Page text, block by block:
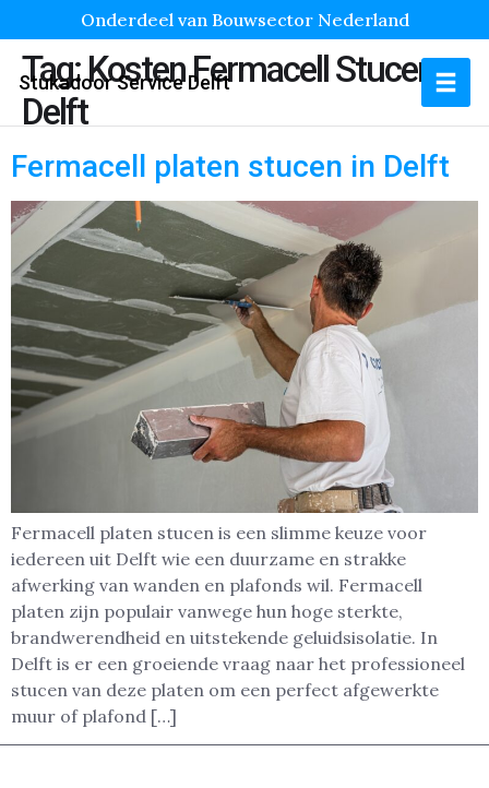
Onderdeel van Bouwsector Nederland
Stukadoor Service Delft
Tag:Kosten Fermacell Stucen
Delft
Fermacell platen stucen in Delft
Fermacell platen stucen is een slimme keuze voor
iedereen uit Delft wie een duurzame en strakke
afwerking van wanden en plafonds wil. Fermacell
platen zijn populair vanwege hun hoge sterkte,
brandwerendheid en uitstekende geluidsisolatie. In
Delft is er een groeiende vraag naar het professioneel
stucen van deze platen om een perfect afgewerkte
muur of plafond […]